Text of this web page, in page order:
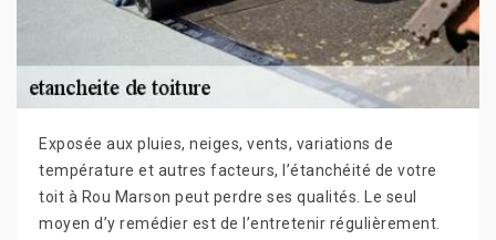
Exposée aux pluies, neiges, vents, variations de
température et autres facteurs, l’étanchéité de votre
toit à Rou Marson peut perdre ses qualités. Le seul
moyen d’y remédier est de l’entretenir régulièrement.